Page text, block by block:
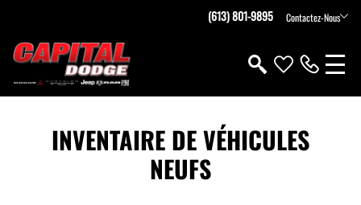
(613) 801-9895 Contactez-Nous
INVENTAIRE DE VÉHICULES
NEUFS